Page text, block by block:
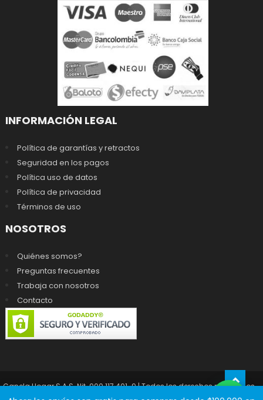
INFORMACIÓN LEGAL
Política de garantías y retractos
Seguridad en los pagos
Política uso de datos
Política de privacidad
Términos de uso
NOSOTROS
Quiénes somos?
Preguntas frecuentes
Trabaja con nosotros
Contacto
Canela Hogar S.A.S. Nit. 900.117.401-9 | Todos los derechos reservados -